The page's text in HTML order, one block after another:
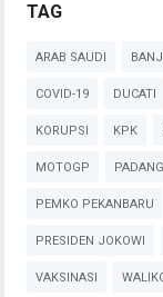
TAG
ARAB SAUDI
COVID-19 DUCATI
KORUPSI KPK
MOTOGP PADANG
PEMKO PEKANBARU
PRESIDEN JOKOWI
VAKSINASI